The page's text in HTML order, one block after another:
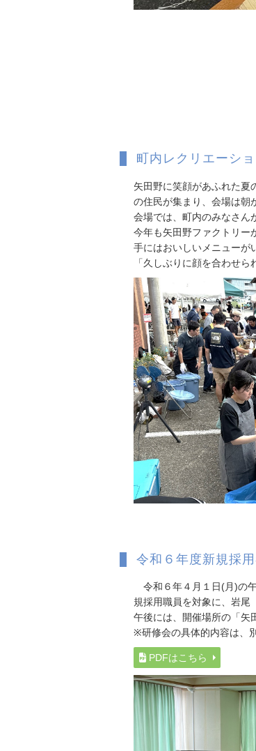
町内レクリエーショ
矢田野に笑顔があふれた夏
の住民が集まり、会場は朝
会場では、町内のみなさん
今年も矢田野ファクトリー
手にはおいしいメニューが
「久しぶりに顔を合わせ
令和６年度新規採
令和６年４月１日(月)の
規採用職員を対象に、岩
午後には、開催場所の「矢
※研修会の具体的内容は、
PDFはこちら